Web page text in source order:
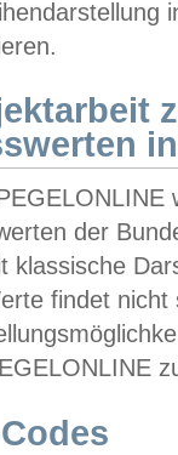
der
klassische
findet